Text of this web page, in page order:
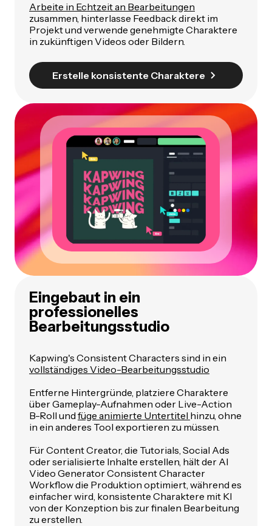
Arbeite in Echtzeit an Bearbeitungen
zusammen, hinterlasse Feedback direkt im
Projekt und verwende genehmigte Charaktere
in zukünftigen Videos oder Bildern.
Erstelle konsistente Charaktere
Eingebaut in ein
professionelles
Bearbeitungsstudio
Kapwing's Consistent Characters sind in ein
vollständiges Video-Bearbeitungsstudio
Entferne Hintergründe, platziere Charaktere
über Gameplay-Aufnahmen oder Live-Action
B-Roll und füge animierte Untertitel hinzu, ohne
in ein anderes Tool exportieren zu müssen.
Für Content Creator, die Tutorials, Social Ads
oder serialisierte Inhalte erstellen, hält der AI
Video Generator Consistent Character
Workflow die Produktion optimiert, während es
einfacher wird, konsistente Charaktere mit KI
von der Konzeption bis zur finalen Bearbeitung
zu erstellen.